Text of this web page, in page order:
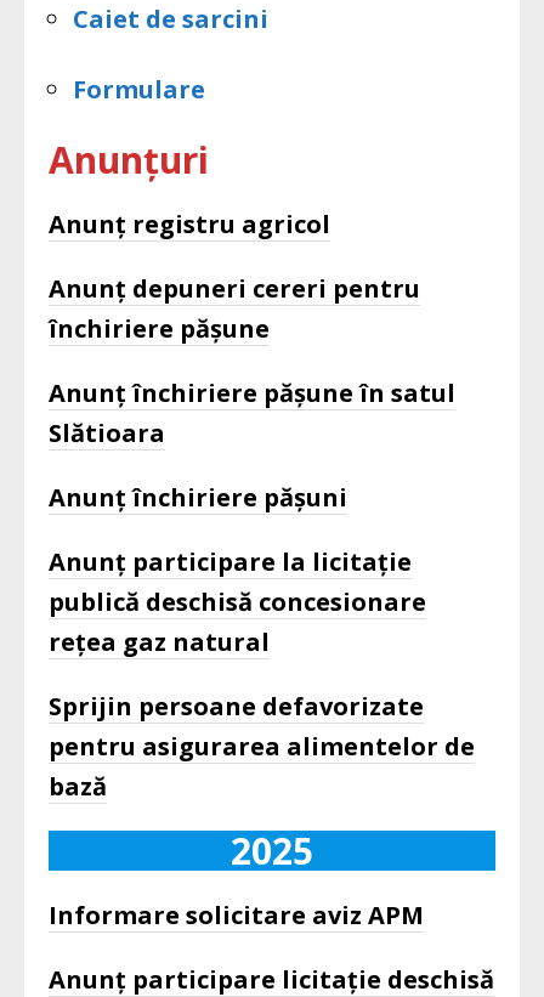
Caiet de sarcini
Formulare
Anunțuri
Anunț registru agricol
Anunț depuneri cereri pentru
închiriere pășune
Anunț închiriere pășune în satul
Slătioara
Anunț închiriere pășuni
Anunț participare la licitație
publică deschisă concesionare
rețea gaz natural
Sprijin persoane defavorizate
pentru asigurarea alimentelor de
bază
2025
Informare solicitare aviz APM
Anunț participare licitație deschisă